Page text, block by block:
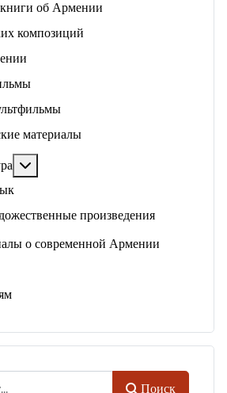
об Армении
композиций
материалы
произведения
о современной Армении
Поиск